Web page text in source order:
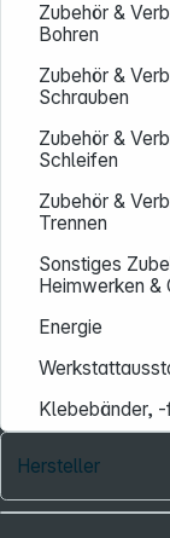
Zubehör &
Bohren
Zubehör &
Schrauben
Zubehör &
Schleifen
Zubehör &
Trennen
Sonstiges
Heimwerken &
Energie
Klebebänder,
Hersteller